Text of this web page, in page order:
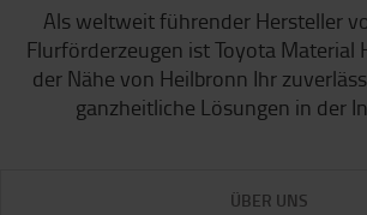
Als weltweit führender Hersteller
Flurförderzeugen ist Toyota Material
der Nähe von Heilbronn Ihr
ganzheitliche Lösungen in der
ÜBER UNS